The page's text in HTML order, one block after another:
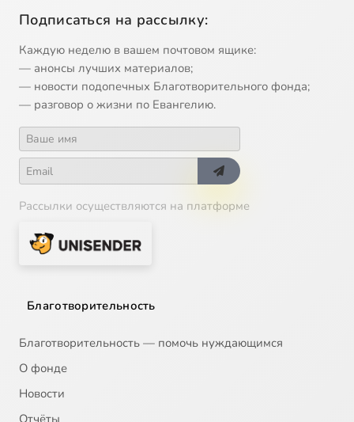
Подписаться на рассылку:
Каждую неделю в вашем почтовом ящике:
— анонсы лучших материалов;
— новости подопечных Благотворительного фонда;
— разговор о жизни по Евангелию.
Рассылки осуществляются на платформе
Благотворительность
Благотворительность — помочь нуждающимся
О фонде
Новости